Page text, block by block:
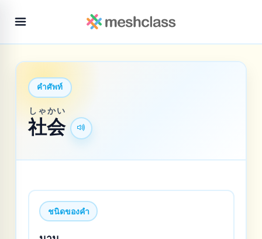
คำศัพท์
社会
しゃかい
ชนิดของคำ